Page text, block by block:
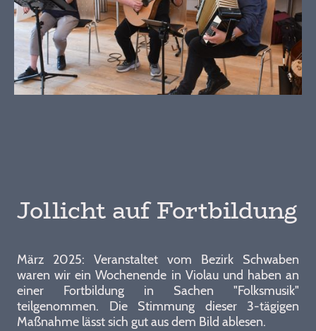
Jollicht auf Fortbildung
März 2025: Veranstaltet vom Bezirk Schwaben
waren wir ein Wochenende in Violau und haben an
einer Fortbildung in Sachen "Folksmusik"
teilgenommen. Die Stimmung dieser 3-tägigen
Maßnahme lässt sich gut aus dem Bild ablesen.